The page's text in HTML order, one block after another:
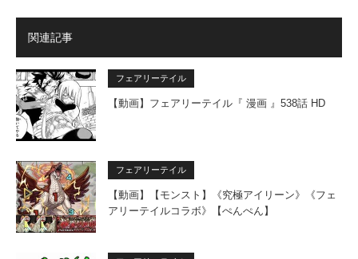
関連記事
フェアリーテイル
【動画】フェアリーテイル『 漫画 』538話 HD
フェアリーテイル
【動画】【モンスト】《究極アイリーン》《フェ
アリーテイルコラボ》【ぺんぺん】